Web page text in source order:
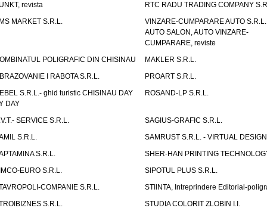
revista
RTC RADU TRADING COMPANY
MARKET S.R.L.
VINZARE-CUMPARARE AUTO
AUTO SALON, AUTO VINZARE-
CUMPARARE, reviste
POLIGRAFIC DIN CHISINAU
MAKLER S.R.L.
I RABOTA S.R.L.
PROART S.R.L.
S.R.L.- ghid turistic CHISINAU DAY
DAY
ROSAND-LP S.R.L.
SERVICE S.R.L.
SAGIUS-GRAFIC S.R.L.
S.R.L.
SAMRUST S.R.L. - VIRTUAL DESIGN
S.R.L.
SHER-HAN PRINTING
EURO S.R.L.
SIPOTUL PLUS S.R.L.
COMPANIE S.R.L.
STIINTA, Intreprindere Editorial-
S.R.L.
STUDIA COLORIT ZLOBIN I.I.